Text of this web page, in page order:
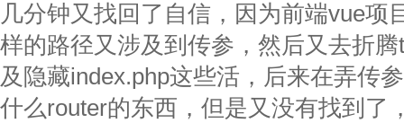
几分钟又找回了自信，因为前端vue项
样的路径又涉及到传参，然后又去折腾
及隐藏index.php这些活，后来在弄传
什么router的东西，但是又没有找到了